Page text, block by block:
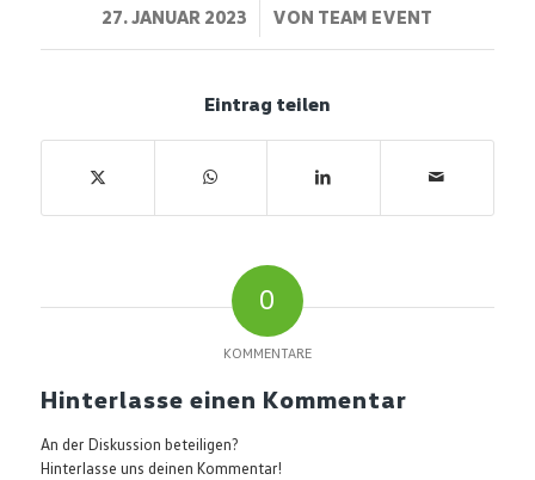
27. JANUAR 2023
/ VON TEAM EVENT
Eintrag teilen
0
KOMMENTARE
Hinterlasse einen Kommentar
An der Diskussion beteiligen?
Hinterlasse uns deinen Kommentar!